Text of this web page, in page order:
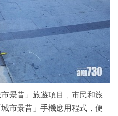
景昔」旅遊項目，市民和旅
市景昔」手機應用程式，便